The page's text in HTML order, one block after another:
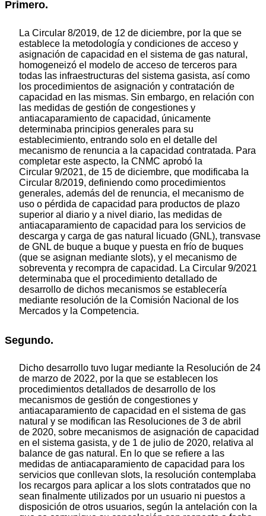
Primero.
La Circular 8/2019, de 12 de diciembre, por la que se
establece la metodología y condiciones de acceso y
asignación de capacidad en el sistema de gas natural,
homogeneizó el modelo de acceso de terceros para
todas las infraestructuras del sistema gasista, así como
los procedimientos de asignación y contratación de
capacidad en las mismas. Sin embargo, en relación con
las medidas de gestión de congestiones y
antiacaparamiento de capacidad, únicamente
determinaba principios generales para su
establecimiento, entrando solo en el detalle del
mecanismo de renuncia a la capacidad contratada. Para
completar este aspecto, la CNMC aprobó la
Circular 9/2021, de 15 de diciembre, que modificaba la
Circular 8/2019, definiendo como procedimientos
generales, además del de renuncia, el mecanismo de
uso o pérdida de capacidad para productos de plazo
superior al diario y a nivel diario, las medidas de
antiacaparamiento de capacidad para los servicios de
descarga y carga de gas natural licuado (GNL), transvase
de GNL de buque a buque y puesta en frío de buques
(que se asignan mediante slots), y el mecanismo de
sobreventa y recompra de capacidad. La Circular 9/2021
determinaba que el procedimiento detallado de
desarrollo de dichos mecanismos se establecería
mediante resolución de la Comisión Nacional de los
Mercados y la Competencia.
Segundo.
Dicho desarrollo tuvo lugar mediante la Resolución de 24
de marzo de 2022, por la que se establecen los
procedimientos detallados de desarrollo de los
mecanismos de gestión de congestiones y
antiacaparamiento de capacidad en el sistema de gas
natural y se modifican las Resoluciones de 3 de abril
de 2020, sobre mecanismos de asignación de capacidad
en el sistema gasista, y de 1 de julio de 2020, relativa al
balance de gas natural. En lo que se refiere a las
medidas de antiacaparamiento de capacidad para los
servicios que conllevan slots, la resolución contemplaba
los recargos para aplicar a los slots contratados que no
sean finalmente utilizados por un usuario ni puestos a
disposición de otros usuarios, según la antelación con la